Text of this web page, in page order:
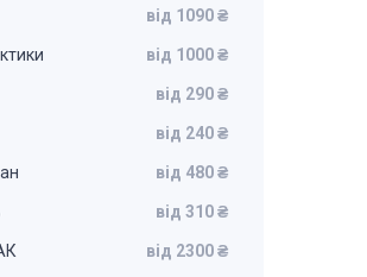
від 1090 ₴
від 1000 ₴
від 290 ₴
від 240 ₴
від 480 ₴
від 310 ₴
від 2300 ₴